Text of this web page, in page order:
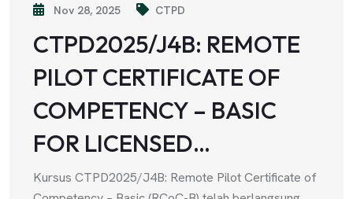
Nov 28, 2025 CTPD
CTPD2025/J4B: REMOTE
PILOT CERTIFICATE OF
COMPETENCY – BASIC
FOR LICENSED…
Kursus CTPD2025/J4B: Remote Pilot Certificate of